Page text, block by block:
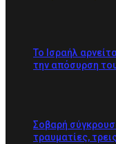
Το Ισραήλ
την απόσυρση
Σοβαρή
τραυματίες,